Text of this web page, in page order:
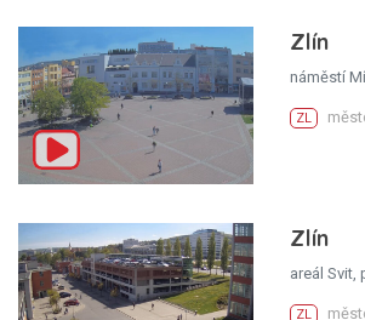
Zlín
náměstí
ZL
Zlín
areál Svit,
ZL